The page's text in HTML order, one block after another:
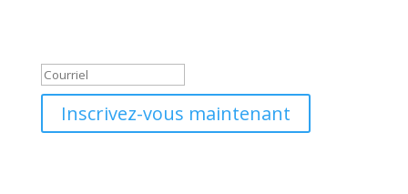
Inscrivez-vous maintenant